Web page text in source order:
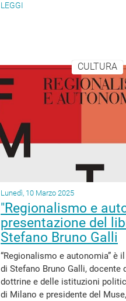
LEGGI
CULTURA
Lunedì, 10 Marzo 2025
"Regionalismo e
presentazione del
Stefano Bruno Galli
“Regionalismo e autonomia” è
di Stefano Bruno Galli, docente
dottrine e delle istituzioni
di Milano e presidente del